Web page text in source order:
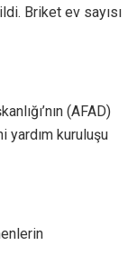
Briket ev sayısı
(AFAD)
yardım kuruluşu